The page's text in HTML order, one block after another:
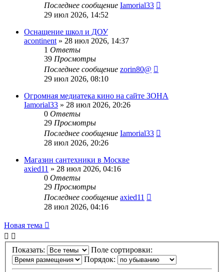
Последнее сообщение Iamorial33
29 июл 2026, 14:52
Оснащение школ и ДОУ
acontinent » 28 июл 2026, 14:37
1 Ответы
39 Просмотры
Последнее сообщение zorin80@
29 июл 2026, 08:10
Огромная медиатека кино на сайте ЗОНА
Iamorial33 » 28 июл 2026, 20:26
0 Ответы
29 Просмотры
Последнее сообщение Iamorial33
28 июл 2026, 20:26
Магазин сантехники в Москве
axied11 » 28 июл 2026, 04:16
0 Ответы
29 Просмотры
Последнее сообщение axied11
28 июл 2026, 04:16
Новая тема
Показать:
Поле сортировки:
Порядок: